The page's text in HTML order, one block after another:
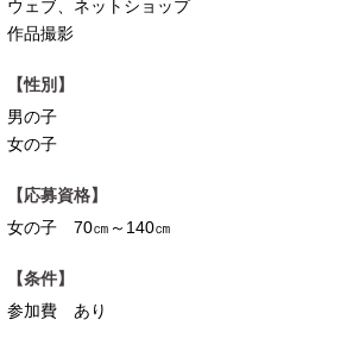
ウェブ、ネットショップ
作品撮影
【性別】
男の子
女の子
【応募資格】
女の子 70㎝～140㎝
【条件】
参加費 あり